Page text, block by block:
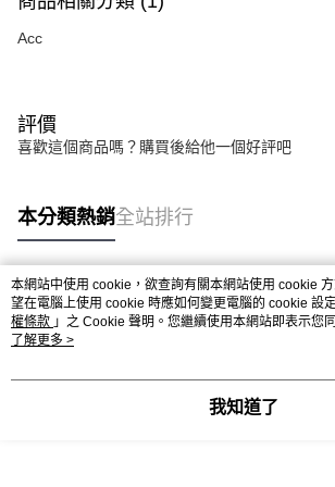
Acc
評價
喜歡這個商品嗎？購買後給他一個好評吧
本分類熱銷全站排行
熱門標籤
本網站中使用 cookie，欲查詢有關本網站使用 cookie
望在電腦上使用 cookie 時應如何變更電腦的 cookie 設
權條款 」之 Cookie 聲明。您繼續使用本網站即表示您
用條款之 Cookie 聲明使用 cookie。
了解更多 >
我知道了